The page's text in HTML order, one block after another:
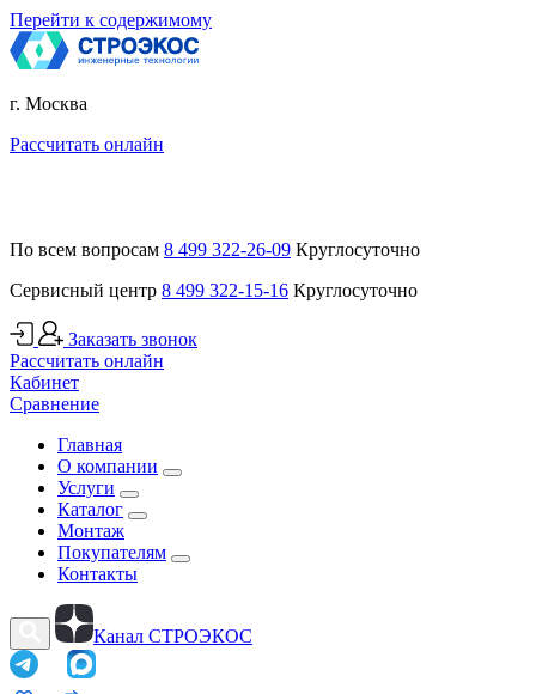
Перейти к содержимому
г. Москва
Рассчитать онлайн
По всем вопросам 8 499 322-26-09 Круглосуточно
Сервисный центр 8 499 322-15-16 Круглосуточно
Заказать звонок
Рассчитать онлайн
Кабинет
Сравнение
Главная
О компании
Услуги
Каталог
Монтаж
Покупателям
Контакты
Канал СТРОЭКОС